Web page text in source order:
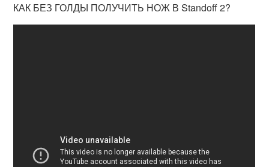
КАК БЕЗ ГОЛДЫ ПОЛУЧИТЬ НОЖ В Standoff 2?